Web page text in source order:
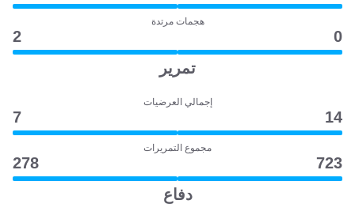
هجمات مرتدة
0
2
تمرير
إجمالي العرضيات
14
7
مجموع التمريرات
723
278
دفاع